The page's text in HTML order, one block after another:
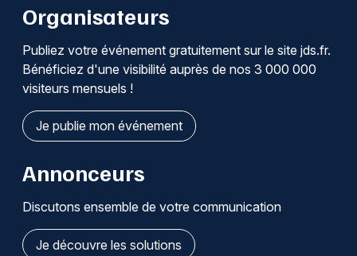
Organisateurs
Publiez votre événement gratuitement sur le site jds.fr.
Bénéficiez d'une visibilité auprès de nos 3 000 000
visiteurs mensuels !
Je publie mon événement
Annonceurs
Discutons ensemble de votre communication
Je découvre les solutions